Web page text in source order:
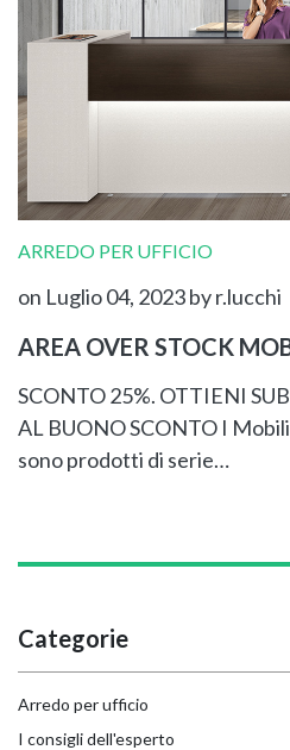
ARREDO PER UFFICIO
on Luglio 04, 2023by r.lucchi
AREA OVER STOCK
SCONTO 25%. OTTIENI
AL BUONO SCONTO I
sono prodotti di serie…
Categorie
Arredo per ufficio
I consigli dell'esperto